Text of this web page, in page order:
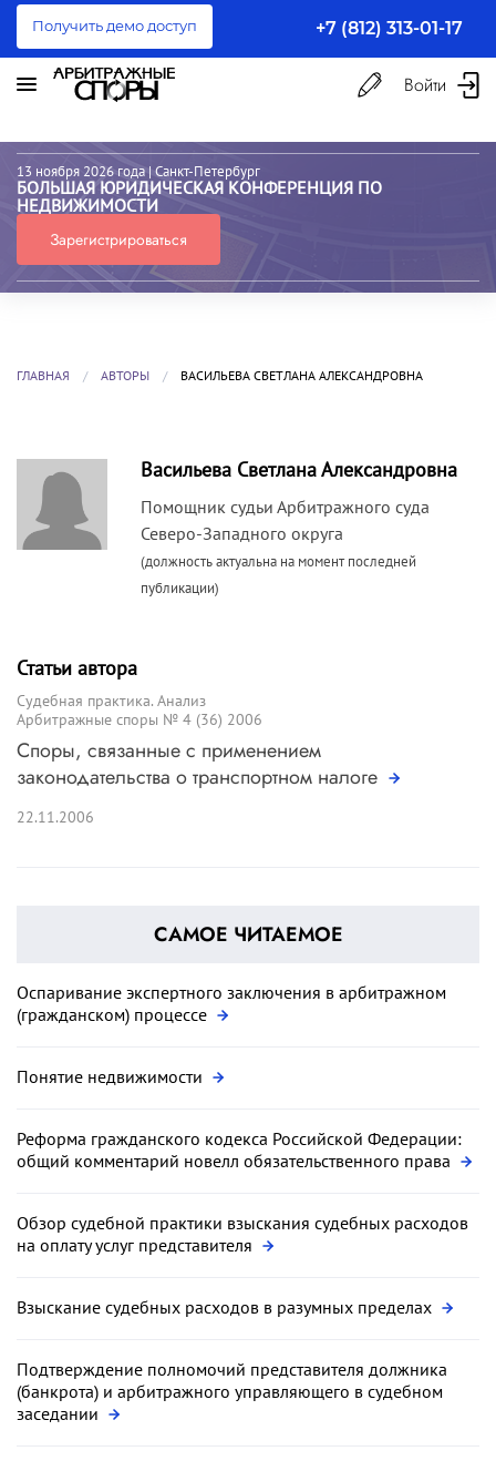
Получить демо доступ +7 (812) 313-01-17
Войти
13 ноября 2026 года | Санкт-Петербург
БОЛЬШАЯ ЮРИДИЧЕСКАЯ КОНФЕРЕНЦИЯ ПО
НЕДВИЖИМОСТИ
Зарегистрироваться
ГЛАВНАЯ АВТОРЫ ВАСИЛЬЕВА СВЕТЛАНА АЛЕКСАНДРОВНА
Васильева Светлана Александровна
Помощник судьи Арбитражного суда
Северо-Западного округа
(должность актуальна на момент последней
публикации)
Статьи автора
Судебная практика. Анализ
Арбитражные споры № 4 (36) 2006
Споры, связанные с применением
законодательства о транспортном налоге
22.11.2006
САМОЕ ЧИТАЕМОЕ
Оспаривание экспертного заключения в арбитражном
(гражданском) процессе
Понятие недвижимости
Реформа гражданского кодекса Российской Федерации:
общий комментарий новелл обязательственного права
Обзор судебной практики взыскания судебных расходов
на оплату услуг представителя
Взыскание судебных расходов в разумных пределах
Подтверждение полномочий представителя должника
(банкрота) и арбитражного управляющего в судебном
заседании